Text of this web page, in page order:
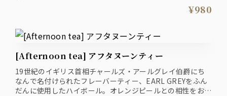
¥980
[Afternoon tea] アフタヌーンティー
19世紀のイギリス首相チャールズ・アールグレイ伯爵にち
なんで名付けられたフレーバーティー、EARL GREYをふん
だんに使用したハイボール。オレンジピールとの相性をお楽